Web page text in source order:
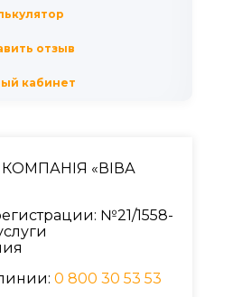
отзыв
кабинет
«ВІВА
№21/1558-
0 800 30 53 53